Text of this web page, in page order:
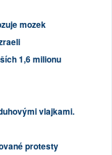
mozek
1,6 milionu
vlajkami.
protesty